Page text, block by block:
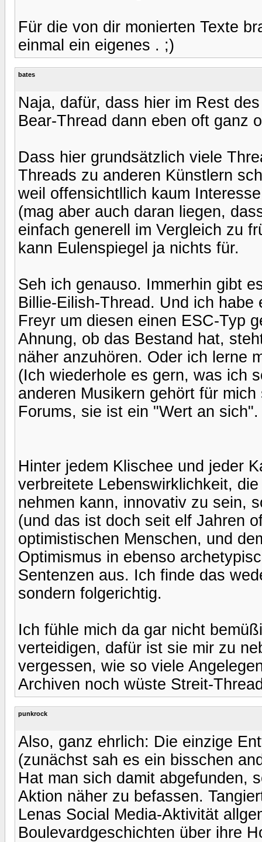
Für die von dir monierten Texte
einmal ein eigenes . ;)
bates
Naja, dafür, dass hier im Rest
Bear-Thread dann eben oft ganz
Dass hier grundsätzlich viele
Threads zu anderen Künstlern
weil offensichtllich kaum
(mag aber auch daran liegen,
einfach generell im Vergleich zu
kann Eulenspiegel ja nichts für.
Seh ich genauso. Immerhin gibt
Billie-Eilish-Thread. Und ich
Freyr um diesen einen ESC-Typ
Ahnung, ob das Bestand hat,
näher anzuhören. Oder ich lerne
(Ich wiederhole es gern, was ich
anderen Musikern gehört für
Forums, sie ist ein "Wert an
Hinter jedem Klischee und jeder
verbreitete Lebenswirklichkeit,
nehmen kann, innovativ zu sein,
(und das ist doch seit elf Jahren
optimistischen Menschen, und
Optimismus in ebenso
Sentenzen aus. Ich finde das
sondern folgerichtig.
Ich fühle mich da gar nicht
verteidigen, dafür ist sie mir zu
vergessen, wie so viele
Archiven noch wüste Streit-
punkrock
Also, ganz ehrlich: Die einzige
(zunächst sah es ein bisschen
Hat man sich damit abgefunden,
Aktion näher zu befassen.
Lenas Social Media-Aktivität
Boulevardgeschichten über ihre